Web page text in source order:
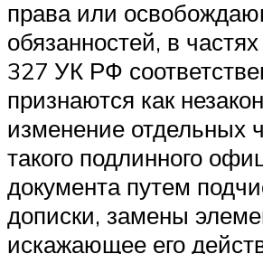
права или
обязанностей, в
327 УК РФ
признаются как
изменение отдельных
такого подлинного
документа путем
дописки, замены
искажающее его